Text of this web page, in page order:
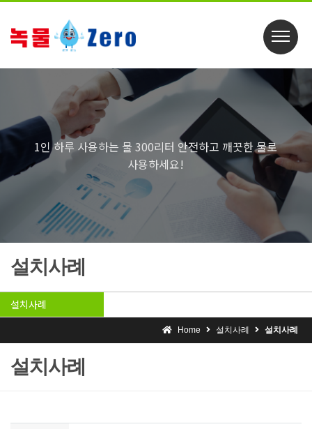
1인 하루 사용하는 물 300리터 안전하고 깨끗한 물로
사용하세요!
설치사례
설치사례
Home 설치사례 설치사례
설치사례